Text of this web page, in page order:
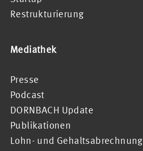
Restrukturierung
Mediathek
Presse
Podcast
DORNBACH Update
Publikationen
Lohn- und Gehaltsabrechnung